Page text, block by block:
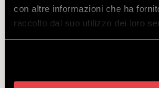
con altre informazioni che ha
raccolto dal suo utilizzo dei loro
ANDATA E